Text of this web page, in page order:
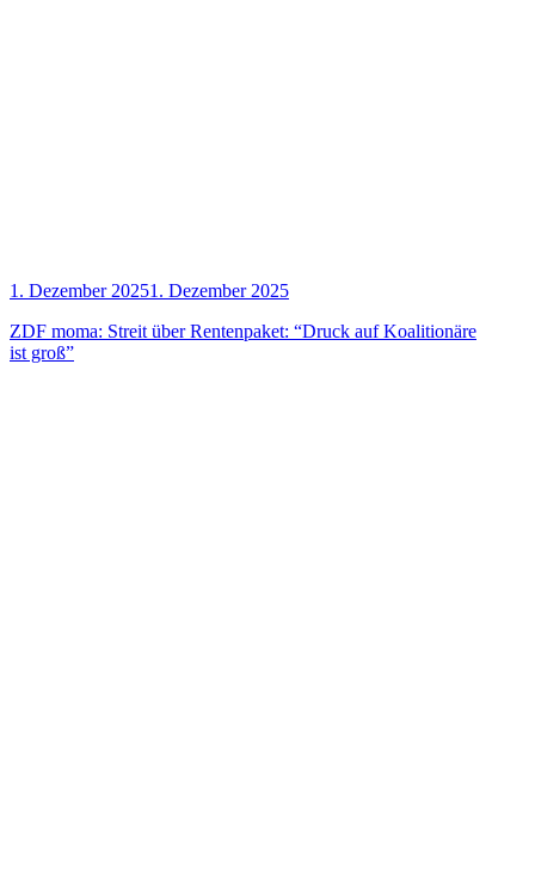
1. Dezember 20251. Dezember 2025
ZDF moma: Streit über Ren­ten­pa­ket: “Druck auf Koali­tio­nä­re
ist groß”